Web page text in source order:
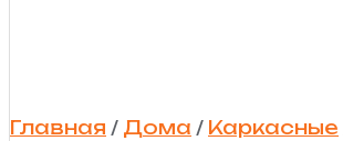
Главная / Дома / Каркасные